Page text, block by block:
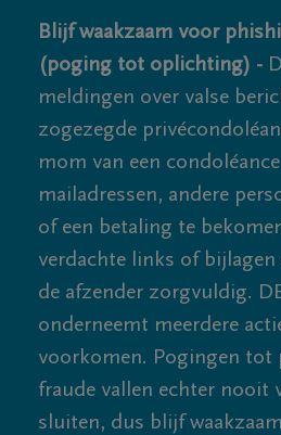
Blijf waakzaam voor
(poging tot oplichting) -
meldingen over valse
zogezegde
mom van een
mailadressen, andere
of een betaling te
verdachte links of
de afzender zorgvuldig.
onderneemt meerdere
voorkomen. Pogingen tot
fraude vallen echter nooit
sluiten, dus blijf